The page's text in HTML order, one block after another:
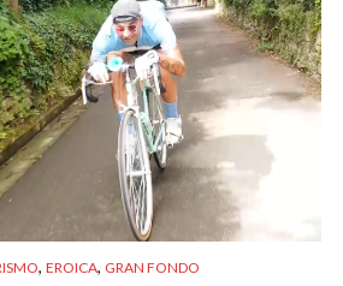
, EROICA, GRAN FONDO